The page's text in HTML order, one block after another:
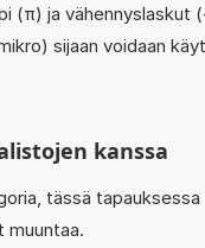
(π) ja vähennyslaskut
sijaan voidaan
kanssa
tässä tapauksessa
muuntaa.